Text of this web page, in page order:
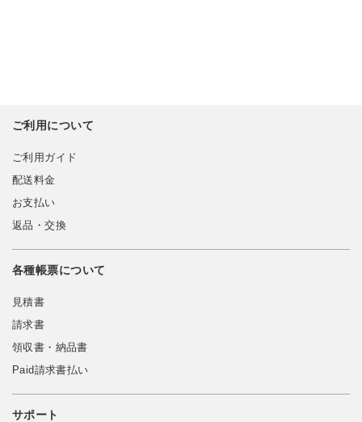
ご利用について
ご利用ガイド
配送料金
お支払い
返品・交換
各種帳票について
見積書
請求書
領収書・納品書
Paid請求書払い
サポート